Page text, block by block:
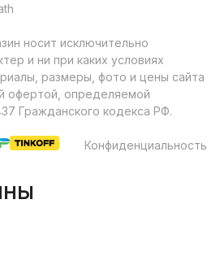
носит исключительно
и ни при каких условиях
размеры, фото и цены сайта
офертой, определяемой
Гражданского кодекса РФ.
Конфиденциальность